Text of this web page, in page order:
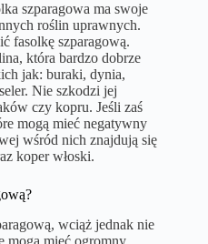
szparagowa ma swoje
roślin uprawnych.
fasolkę szparagową.
która bardzo dobrze
jak: buraki, dynia,
Nie szkodzi jej
czy kopru. Jeśli zaś
mogą mieć negatywny
wśród nich znajdują się
koper włoski.
wciąż jednak nie